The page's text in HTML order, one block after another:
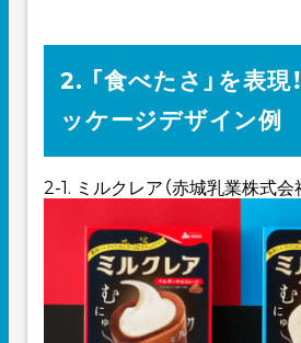
2. 「食べたさ」を表現
ッケージデザイン例
2-1. ミルクレア（赤城乳業株式会